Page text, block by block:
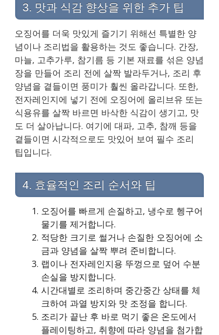
3. 맛과 식감 향상을 위한 추가 팁
오징어를 더욱 맛있게 즐기기 위해선 특별한 양
념이나 조리법을 활용하는 것도 좋습니다. 간장,
마늘, 고추가루, 참기름 등 기본 재료를 섞은 양념
장을 만들어 조리 전에 살짝 발라두거나, 조리 후
양념을 곁들이면 풍미가 훨씬 올라갑니다. 또한,
전자레인지에 넣기 전에 오징어에 올리브유 또는
식용유를 살짝 바르면 바삭한 식감이 생기고, 맛
도 더 살아납니다. 여기에 대파, 고추, 참깨 등을
곁들이면 시각적으로도 맛있어 보여 필수 조리
팁입니다.
4. 효율적인 조리 순서와 팁
오징어를 빠르게 손질하고, 냉수로 헹구어
물기를 제거합니다.
적당한 크기로 썰거나 손질한 오징어에 소
금과 양념을 살짝 뿌려 준비합니다.
랩이나 전자레인지용 뚜껑으로 덮어 수분
손실을 방지합니다.
시간대별로 조리하며 중간중간 상태를 체
크하여 과열 방지와 맛 조정을 합니다.
조리가 끝난 후 바로 먹기 좋은 온도에서
플레이팅하고, 취향에 따라 양념을 첨가합